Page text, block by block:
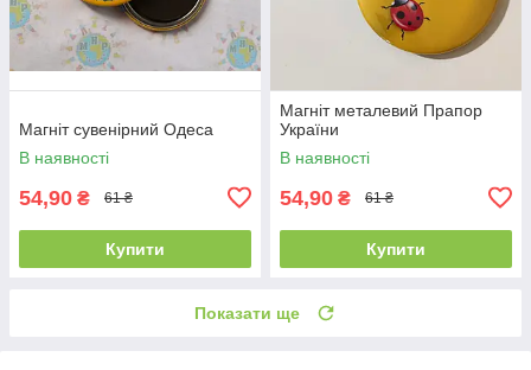
Магніт сувенірний Одеса
В наявності
54,90 ₴ 61 ₴
Купити
Магніт металевий Прапор
України
В наявності
54,90 ₴ 61 ₴
Купити
Показати ще